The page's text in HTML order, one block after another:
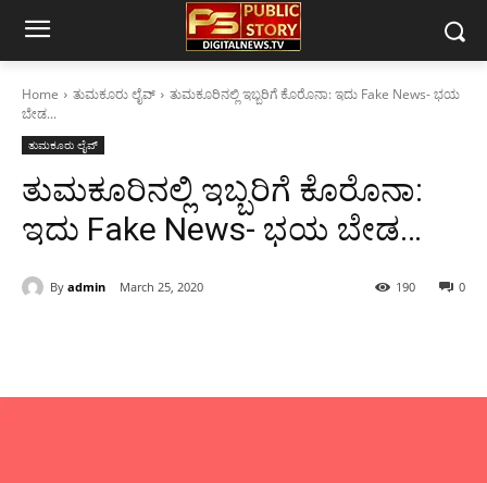
Home ತುಮಕೂರು ಲೈವ್
ತುಮಕೂರಿನಲ್ಲಿ ಇಬ್ಬರಿಗೆ ಕೊರೊನಾ: ಇದು Fake News- ಭಯ
ಬೇಡ...
ತುಮಕೂರು ಲೈವ್
ತುಮಕೂರಿನಲ್ಲಿ ಇಬ್ಬರಿಗೆ ಕೊರೊನಾ:
ಇದು Fake News- ಭಯ ಬೇಡ…
By admin March 25, 2020 0
190